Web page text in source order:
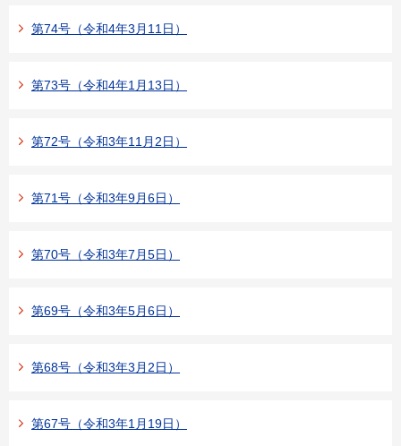
第74号（令和4年3月11日）
第73号（令和4年1月13日）
第72号（令和3年11月2日）
第71号（令和3年9月6日）
第70号（令和3年7月5日）
第69号（令和3年5月6日）
第68号（令和3年3月2日）
第67号（令和3年1月19日）